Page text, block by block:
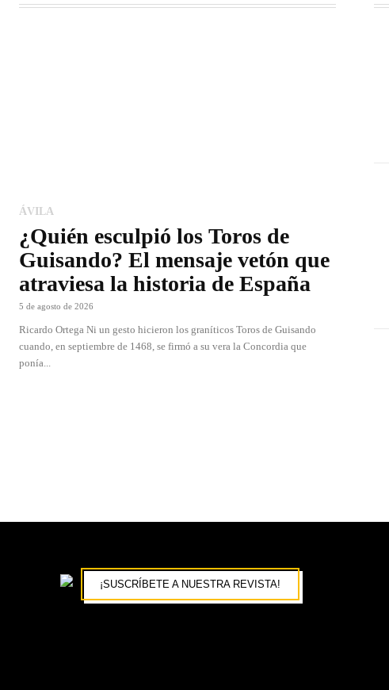
ÁVILA
¿Quién esculpió los Toros de
Guisando? El mensaje vetón que
atraviesa la historia de España
5 de agosto de 2026
Ricardo Ortega Ni un gesto hicieron los graníticos Toros de Guisando
cuando, en septiembre de 1468, se firmó a su vera la Concordia que
ponía...
¡SUSCRÍBETE A NUESTRA REVISTA!